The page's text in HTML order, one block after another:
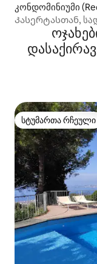
კონდომინიუმი
Კასერტასთან,
სტუმართა რჩეული
სტუმართა რჩეული